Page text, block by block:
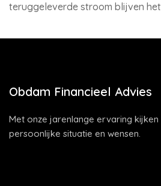
teruggeleverde stroom blijven
Obdam Financieel Advies
Met onze jarenlange ervaring
persoonlijke situatie en wensen.